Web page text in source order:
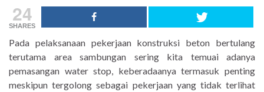
24
SHARES
Pada pelaksanaan pekerjaan konstruksi beton bertulang
terutama area sambungan sering kita temuai adanya
pemasangan water stop, keberadaanya termasuk penting
meskipun tergolong sebagai pekerjaan yang tidak terlihat